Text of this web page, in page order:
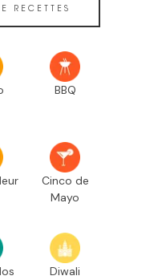
RECETTES
BBQ
Cinco de
Mayo
Diwali